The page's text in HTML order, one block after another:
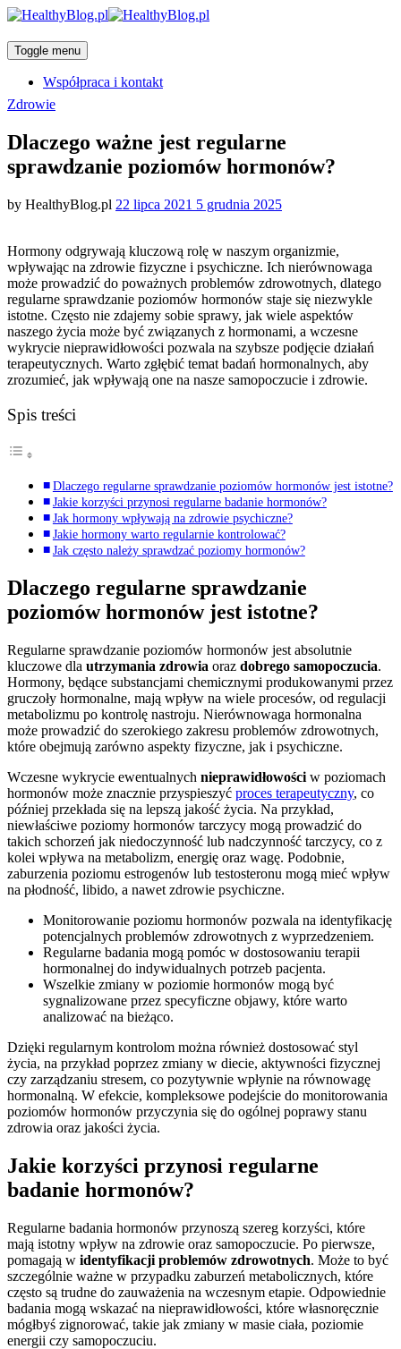
Toggle menu
Współpraca i kontakt
Categories
Zdrowie
Dlaczego ważne jest regularne
sprawdzanie poziomów hormonów?
by HealthyBlog.pl Posted
22 lipca 2021 5 grudnia 2025
Hormony odgrywają kluczową rolę w naszym organizmie,
wpływając na zdrowie fizyczne i psychiczne. Ich nierównowaga
może prowadzić do poważnych problemów zdrowotnych, dlatego
regularne sprawdzanie poziomów hormonów staje się niezwykle
istotne. Często nie zdajemy sobie sprawy, jak wiele aspektów
naszego życia może być związanych z hormonami, a wczesne
wykrycie nieprawidłowości pozwala na szybsze podjęcie działań
terapeutycznych. Warto zgłębić temat badań hormonalnych, aby
zrozumieć, jak wpływają one na nasze samopoczucie i zdrowie.
Spis treści
Dlaczego regularne sprawdzanie poziomów hormonów jest istotne?
Jakie korzyści przynosi regularne badanie hormonów?
Jak hormony wpływają na zdrowie psychiczne?
Jakie hormony warto regularnie kontrolować?
Jak często należy sprawdzać poziomy hormonów?
Dlaczego regularne sprawdzanie
poziomów hormonów jest istotne?
Regularne sprawdzanie poziomów hormonów jest absolutnie
kluczowe dla utrzymania zdrowia oraz dobrego samopoczucia.
Hormony, będące substancjami chemicznymi produkowanymi przez
gruczoły hormonalne, mają wpływ na wiele procesów, od regulacji
metabolizmu po kontrolę nastroju. Nierównowaga hormonalna
może prowadzić do szerokiego zakresu problemów zdrowotnych,
które obejmują zarówno aspekty fizyczne, jak i psychiczne.
Wczesne wykrycie ewentualnych nieprawidłowości w poziomach
hormonów może znacznie przyspieszyć proces terapeutyczny, co
później przekłada się na lepszą jakość życia. Na przykład,
niewłaściwe poziomy hormonów tarczycy mogą prowadzić do
takich schorzeń jak niedoczynność lub nadczynność tarczycy, co z
kolei wpływa na metabolizm, energię oraz wagę. Podobnie,
zaburzenia poziomu estrogenów lub testosteronu mogą mieć wpływ
na płodność, libido, a nawet zdrowie psychiczne.
Monitorowanie poziomu hormonów pozwala na identyfikację
potencjalnych problemów zdrowotnych z wyprzedzeniem.
Regularne badania mogą pomóc w dostosowaniu terapii
hormonalnej do indywidualnych potrzeb pacjenta.
Wszelkie zmiany w poziomie hormonów mogą być
sygnalizowane przez specyficzne objawy, które warto
analizować na bieżąco.
Dzięki regularnym kontrolom można również dostosować styl
życia, na przykład poprzez zmiany w diecie, aktywności fizycznej
czy zarządzaniu stresem, co pozytywnie wpłynie na równowagę
hormonalną. W efekcie, kompleksowe podejście do monitorowania
poziomów hormonów przyczynia się do ogólnej poprawy stanu
zdrowia oraz jakości życia.
Jakie korzyści przynosi regularne
badanie hormonów?
Regularne badania hormonów przynoszą szereg korzyści, które
mają istotny wpływ na zdrowie oraz samopoczucie. Po pierwsze,
pomagają w identyfikacji problemów zdrowotnych. Może to być
szczególnie ważne w przypadku zaburzeń metabolicznych, które
często są trudne do zauważenia na wczesnym etapie. Odpowiednie
badania mogą wskazać na nieprawidłowości, które własnoręcznie
mógłbyś zignorować, takie jak zmiany w masie ciała, poziomie
energii czy samopoczuciu.